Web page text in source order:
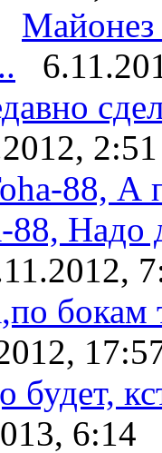
Майонез
2:51
88, А
88, Надо
бокам
будет,
6:14